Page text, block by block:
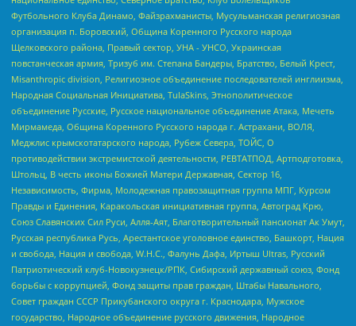
Футбольного Клуба Динамо, Файзрахманисты, Мусульманская религиозная
организация п. Боровский, Община Коренного Русского народа
Щелковского района, Правый сектор, УНА - УНСО, Украинская
повстанческая армия, Тризуб им. Степана Бандеры, Братство, Белый Крест,
Misanthropic division, Религиозное объединение последователей инглиизма,
Народная Социальная Инициатива, TulaSkins, Этнополитическое
объединение Русские, Русское национальное объединение Атака, Мечеть
Мирмамеда, Община Коренного Русского народа г. Астрахани, ВОЛЯ,
Меджлис крымскотатарского народа, Рубеж Севера, ТОЙС, О
противодействии экстремистской деятельности, РЕВТАТПОД, Артподготовка,
Штольц, В честь иконы Божией Матери Державная, Сектор 16,
Независимость, Фирма, Молодежная правозащитная группа МПГ, Курсом
Правды и Единения, Каракольская инициативная группа, Автоград Крю,
Союз Славянских Сил Руси, Алля-Аят, Благотворительный пансионат Ак Умут,
Русская республика Русь, Арестантское уголовное единство, Башкорт, Нация
и свобода, Нация и свобода, W.H.С., Фалунь Дафа, Иртыш Ultras, Русский
Патриотический клуб-Новокузнецк/РПК, Сибирский державный союз, Фонд
борьбы с коррупцией, Фонд защиты прав граждан, Штабы Навального,
Совет граждан СССР Прикубанского округа г. Краснодара, Мужское
государство, Народное объединение русского движения, Народное